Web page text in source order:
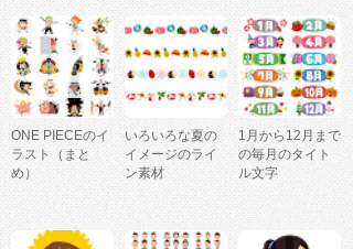
ONE PIECEのイ
ラスト（まと
め）
いろいろな夏の
イメージのライ
ン素材
1月から12月まで
の毎月のタイト
ル文字